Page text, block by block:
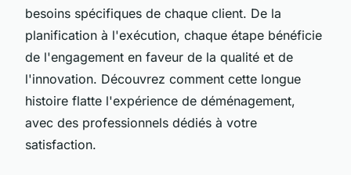
besoins spécifiques de chaque client. De la
planification à l'exécution, chaque étape bénéficie
de l'engagement en faveur de la qualité et de
l'innovation. Découvrez comment cette longue
histoire flatte l'expérience de déménagement,
avec des professionnels dédiés à votre
satisfaction.